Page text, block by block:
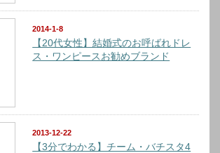
2014-1-8
【20代女性】結婚式のお呼ばれドレ
ス・ワンピースお勧めブランド
2013-12-22
【3分でわかる】チーム・バチスタ4